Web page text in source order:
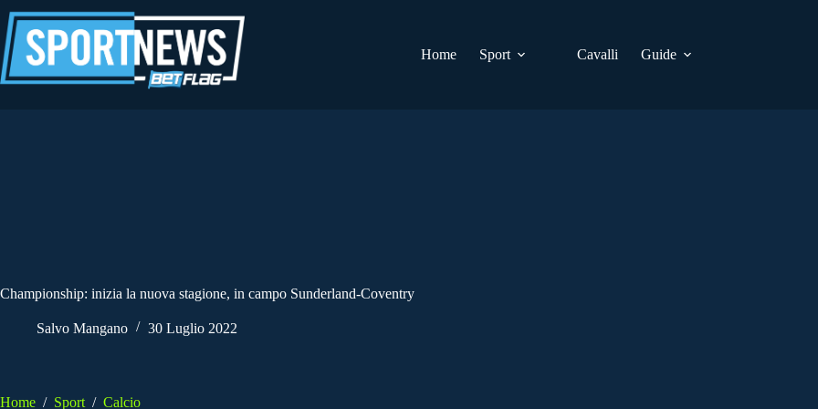
al
contenuto
Home
Sport Cavalli Guide
Championship: inizia la nuova stagione, in campo Sunderland-Coventry
Salvo Mangano 30 Luglio 2022
Home / Sport / Calcio